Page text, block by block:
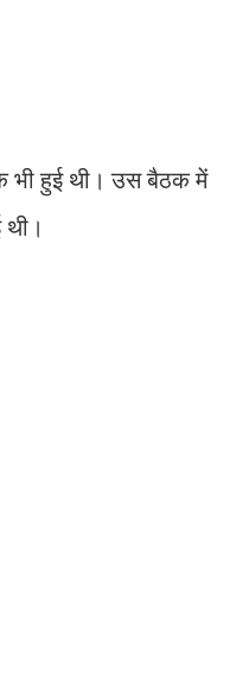
भी हुई थी। उस बैठक में
थी।